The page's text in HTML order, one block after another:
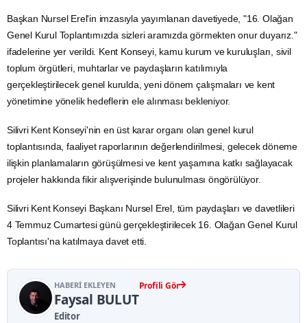
Başkan Nursel Erel'in imzasıyla yayımlanan davetiyede, "16. Olağan
Genel Kurul Toplantımızda sizleri aramızda görmekten onur duyarız."
ifadelerine yer verildi. Kent Konseyi, kamu kurum ve kuruluşları, sivil
toplum örgütleri, muhtarlar ve paydaşların katılımıyla
gerçekleştirilecek genel kurulda, yeni dönem çalışmaları ve kent
yönetimine yönelik hedeflerin ele alınması bekleniyor.
Silivri Kent Konseyi'nin en üst karar organı olan genel kurul
toplantısında, faaliyet raporlarının değerlendirilmesi, gelecek döneme
ilişkin planlamaların görüşülmesi ve kent yaşamına katkı sağlayacak
projeler hakkında fikir alışverişinde bulunulması öngörülüyor.
Silivri Kent Konseyi Başkanı Nursel Erel, tüm paydaşları ve davetlileri
4 Temmuz Cumartesi günü gerçekleştirilecek 16. Olağan Genel Kurul
Toplantısı'na katılmaya davet etti.
HABERI EKLEYEN
Faysal BULUT
Editor
Profili Gör